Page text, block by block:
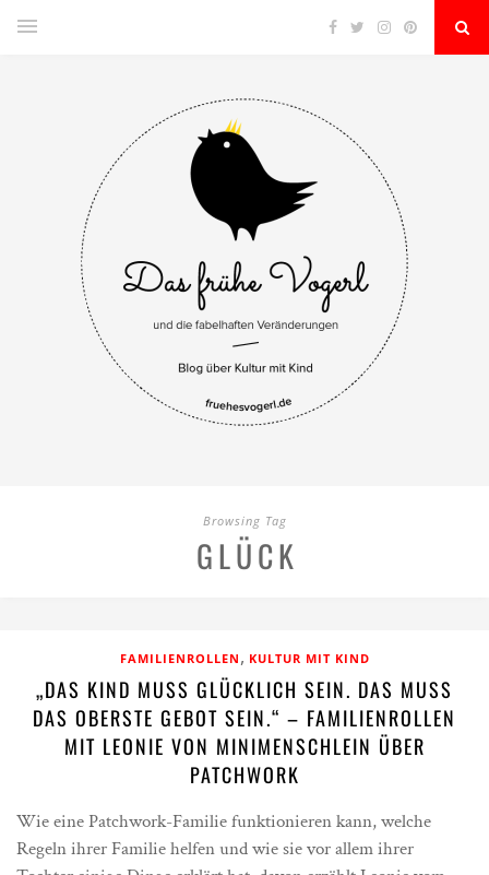
Browsing Tag
GLÜCK
FAMILIENROLLEN , KULTUR MIT KIND
„DAS KIND MUSS GLÜCKLICH SEIN. DAS MUSS
DAS OBERSTE GEBOT SEIN.“ – FAMILIENROLLEN
MIT LEONIE VON MINIMENSCHLEIN ÜBER
PATCHWORK
Wie eine Patchwork-Familie funktionieren kann, welche
Regeln ihrer Familie helfen und wie sie vor allem ihrer